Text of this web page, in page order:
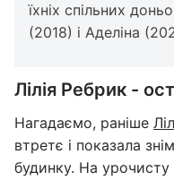
їхніх спільних
(2018) і Аделіна
Лілія Ребрик -
Нагадаємо, раніше
втретє і показала
будинку. На